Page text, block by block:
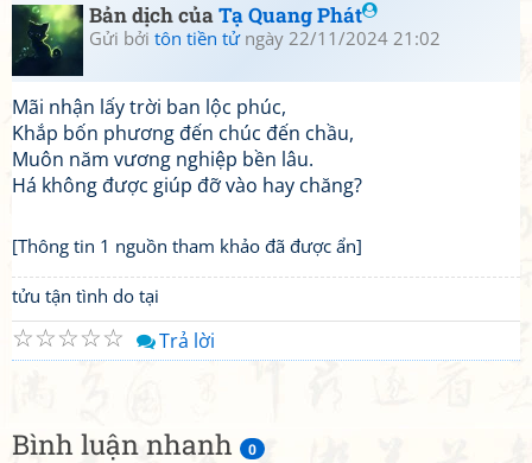
Bình luận nhanh 0
Bản dịch củaTạ Quang Phát
Gửi bởi tôn tiền tửngày 22/11/2024 21:02
Mãi nhận lấy trời ban lộc phúc,
Khắp bốn phương đến chúc đến chầu,
Muôn năm vương nghiệp bền lâu.
Há không được giúp đỡ vào hay chăng?
[Thông tin 1 nguồn tham khảo đã được ẩn]
tửu tận tình do tại
☆
☆
☆
☆
☆ Trả lời